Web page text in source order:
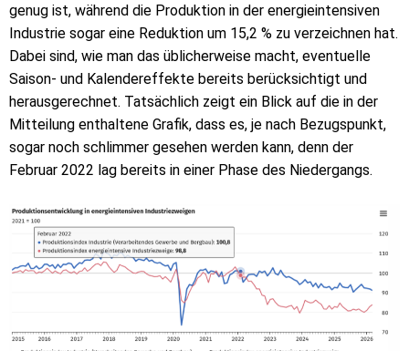
genug ist, während die Produktion in der energieintensiven
Industrie sogar eine Reduktion um 15,2 % zu verzeichnen hat.
Dabei sind, wie man das üblicherweise macht, eventuelle
Saison- und Kalendereffekte bereits berücksichtigt und
herausgerechnet. Tatsächlich zeigt ein Blick auf die in der
Mitteilung enthaltene Grafik, dass es, je nach Bezugspunkt,
sogar noch schlimmer gesehen werden kann, denn der
Februar 2022 lag bereits in einer Phase des Niedergangs.